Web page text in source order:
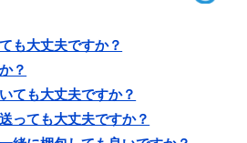
も大丈夫ですか？
？
ても大丈夫ですか？
っても大丈夫ですか？